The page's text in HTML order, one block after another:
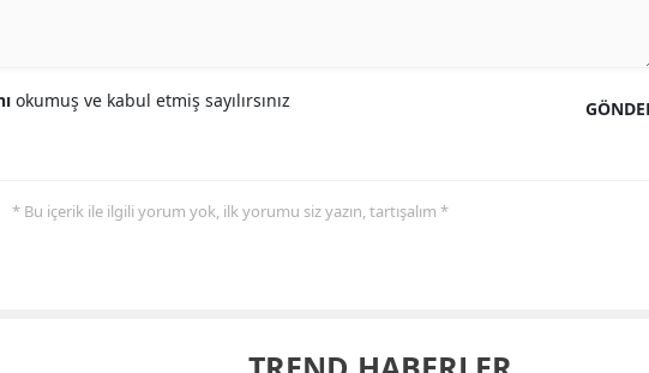
okumuş ve kabul etmiş sayılırsınız
* Bu içerik ile ilgili yorum yok, ilk yorumu siz yazın, tartışalım *